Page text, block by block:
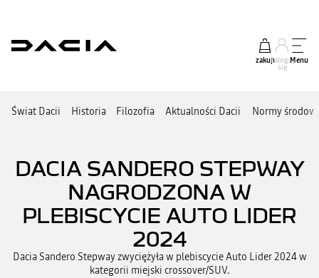
zakupZaloguj
się
Menu
Świat Dacii Historia Filozofia Aktualności Dacii Normy
DACIA SANDERO STEPWAY
NAGRODZONA W
PLEBISCYCIE AUTO LIDER
2024
Dacia Sandero Stepway zwyciężyła w plebiscycie Auto Lider 2024 w
kategorii miejski crossover/SUV.